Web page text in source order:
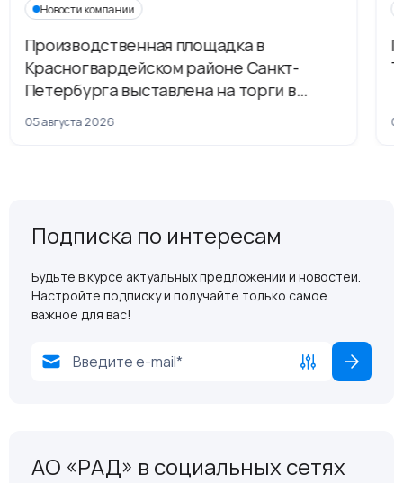
Новости компании
Производственная площадка в
Красногвардейском районе Санкт-
Петербурга выставлена на торги в
рамках приватизации
05 августа 2026
Подписка по интересам
Будьте в курсе актуальных предложений и новостей.
Настройте подписку и получайте только самое
важное для вас!
АО «РАД» в социальных сетях